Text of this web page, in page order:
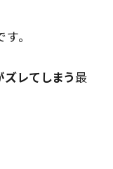
。
レてしまう最